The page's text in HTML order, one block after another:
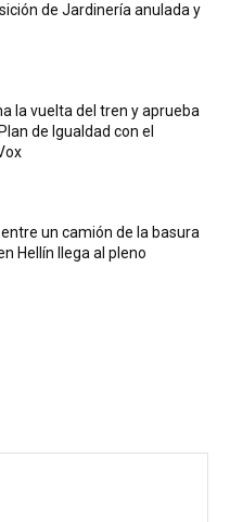
de Jardinería anulada y
la vuelta del tren y aprueba
de Igualdad con el
un camión de la basura
Hellín llega al pleno